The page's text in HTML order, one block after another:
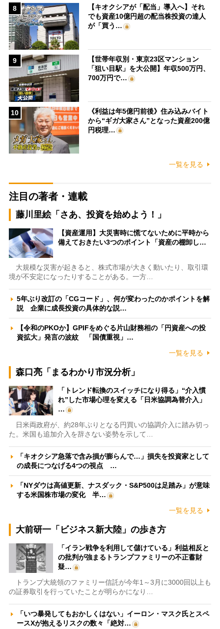
8
【キオクシアが「配当」導入へ】それ
でも資産10億円超の配当株投資の達人
が「買う…
9
【世帯年収別・東京23区マンション
「狙い目駅」を大公開】年収500万円、
700万円で…
10
《利益は年5億円前後》住み込みバイト
から“ギガ大家さん”となった資産200億
円税理…
一覧を見る
注目の著者・連載
藤川里絵「さあ、投資を始めよう！」
【資産運用】大災害時に慌てないために平時から
備えておきたい3つのポイント「資産の棚卸し…
大規模な災害が起きると、株式市場が大きく動いたり、取引環
境が不安定になったりすることがある。一方…
5年ぶり改訂の「CGコード」、何が変わったのかポイントを解
説 企業に成長投資の具体的な説…
【令和のPKOか】GPIFをめぐる片山財務相の「円資産への投
資拡大」発言の波紋 「国債重視」…
一覧を見る
森口亮「まるわかり市況分析」
「トレンド転換のスイッチになり得る」“介入慣
れ”した市場心理を変える「日米協調為替介入」
…
日米両政府が、約28年ぶりとなる円買いの協調介入に踏み切っ
た。米国も追加介入を辞さない姿勢を示して…
「キオクシア急落で含み損が膨らんで…」損失を投資家として
の成長につなげる4つの視点 …
「NYダウは高値更新、ナスダック・S&P500は足踏み」が意味
する米国株市場の変化 半…
一覧を見る
大前研一「ビジネス新大陸」の歩き方
「イラン戦争を利用して儲けている」利益相反と
の批判が強まるトランプファミリーの不正蓄財
疑…
トランプ大統領のファミリー信託が今年1～3月に3000回以上も
の証券取引を行っていたことが明らかになり…
「いつ暴発してもおかしくはない」イーロン・マスク氏とスペ
ースXが抱えるリスクの数々「絶対…